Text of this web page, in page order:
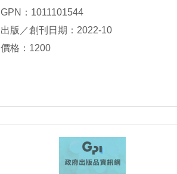
GPN：1011101544
出版／創刊日期：2022-10
價格：1200